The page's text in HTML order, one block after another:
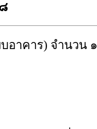
อาคาร) จำนวน ๑